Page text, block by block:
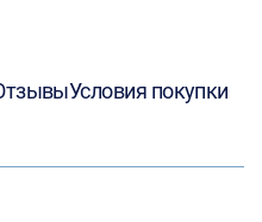
Условия покупки